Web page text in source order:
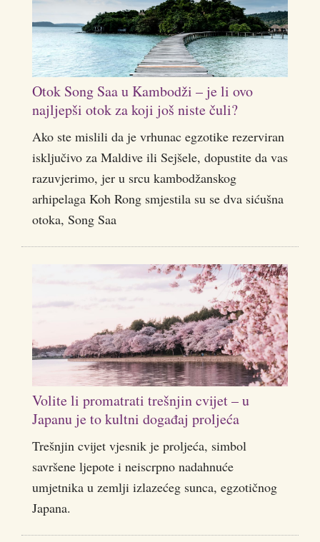
Otok Song Saa u Kambodži – je li ovo
najljepši otok za koji još niste čuli?
Ako ste mislili da je vrhunac egzotike rezerviran
isključivo za Maldive ili Sejšele, dopustite da vas
razuvjerimo, jer u srcu kambodžanskog
arhipelaga Koh Rong smjestila su se dva sićušna
otoka, Song Saa
Volite li promatrati trešnjin cvijet – u
Japanu je to kultni događaj proljeća
Trešnjin cvijet vjesnik je proljeća, simbol
savršene ljepote i neiscrpno nadahnuće
umjetnika u zemlji izlazećeg sunca, egzotičnog
Japana.